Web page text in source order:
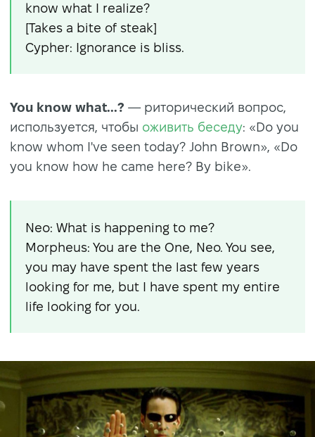
know what I realize?
[Takes a bite of steak]
Cypher: Ignorance is bliss.
You know what...? — риторический вопрос,
используется, чтобы оживить беседу: «Do you
know whom I've seen today? John Brown», «Do
you know how he came here? By bike».
Neo: What is happening to me?
Morpheus: You are the One, Neo. You see,
you may have spent the last few years
looking for me, but I have spent my entire
life looking for you.